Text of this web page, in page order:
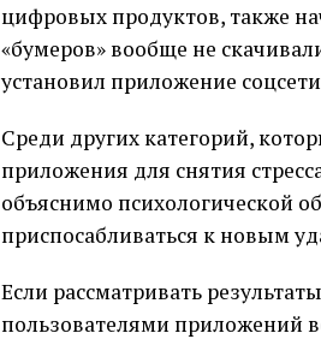
цифровых продуктов, также
«бумеров» вообще не
установил приложение
Среди других категорий,
приложения для снятия
объяснимо психологической
приспосабливаться к новым
Если рассматривать
пользователями приложений